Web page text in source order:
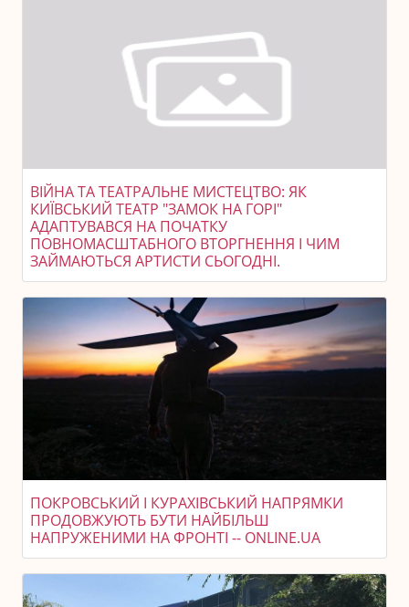
ВІЙНА ТА ТЕАТРАЛЬНЕ МИСТЕЦТВО: ЯК
КИЇВСЬКИЙ ТЕАТР "ЗАМОК НА ГОРІ"
АДАПТУВАВСЯ НА ПОЧАТКУ
ПОВНОМАСШТАБНОГО ВТОРГНЕННЯ І ЧИМ
ЗАЙМАЮТЬСЯ АРТИСТИ СЬОГОДНІ.
ПОКРОВСЬКИЙ І КУРАХІВСЬКИЙ НАПРЯМКИ
ПРОДОВЖУЮТЬ БУТИ НАЙБІЛЬШ
НАПРУЖЕНИМИ НА ФРОНТІ -- ONLINE.UA